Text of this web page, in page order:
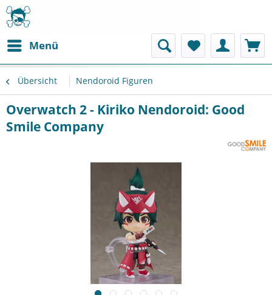
Menü
Übersicht Nendoroid Figuren
Overwatch 2 - Kiriko Nendoroid: Good
Smile Company